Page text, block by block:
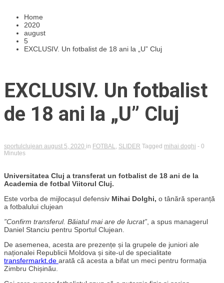
Home
2020
august
5
EXCLUSIV. Un fotbalist de 18 ani la „U” Cluj
EXCLUSIV. Un fotbalist
de 18 ani la „U” Cluj
sportulclujean august 5, 2020 in FOTBAL SLIDER Tagged mihai doghi - 0
Minutes
Universitatea Cluj a transferat un fotbalist de 18 ani de la
Academia de fotbal Viitorul Cluj.
Este vorba de mijlocașul defensiv Mihai Dolghi, o tânără speranță
a fotbalului clujean
”Confirm transferul. Băiatul mai are de lucrat” , a spus managerul
Daniel Stanciu pentru Sportul Clujean.
De asemenea, acesta are prezențe și la grupele de juniori ale
naționalei Republicii Moldova și site-ul de specialitate
transfermarkt.de arată că acesta a bifat un meci pentru formația
Zimbru Chișinău.